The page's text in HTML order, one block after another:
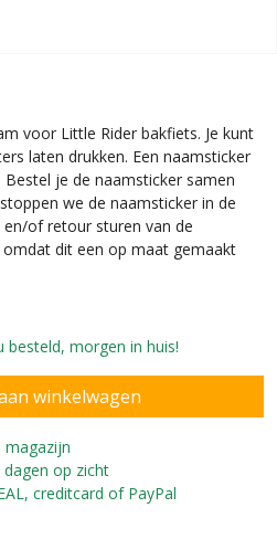
voor Little Rider bakfiets. Je kunt
laten drukken. Een naamsticker
je de naamsticker samen
we de naamsticker in de
of retour sturen van de
dit een op maat gemaakt
besteld, morgen in huis!
magazijn
op zicht
creditcard of PayPal